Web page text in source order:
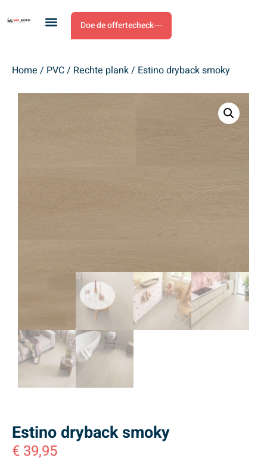
Doe de offertecheck
Home / PVC/ Rechte plank/ Estino dryback smoky
Estino dryback smoky
€ 39,95